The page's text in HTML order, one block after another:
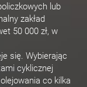
lub
zakład
50 000 zł, w
się. Wybierając
cyklicznej
co kilka